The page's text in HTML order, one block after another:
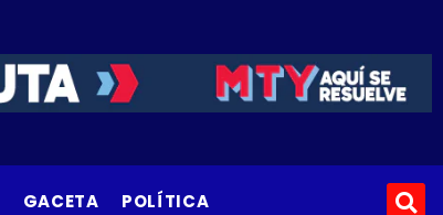
GACETA POLÍTICA